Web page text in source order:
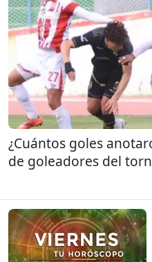
¿Cuántos goles
de goleadores del